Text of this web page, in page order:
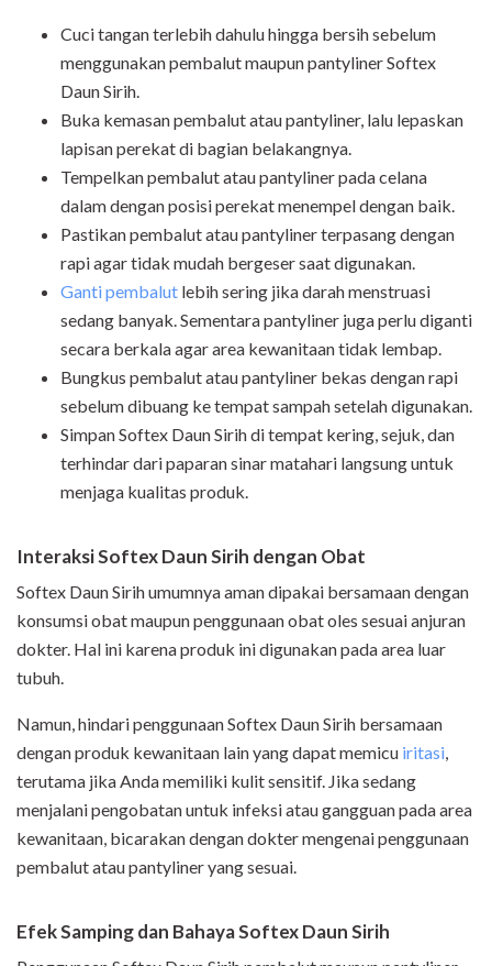
Cuci tangan terlebih dahulu hingga bersih sebelum
menggunakan pembalut maupun pantyliner Softex
Daun Sirih.
Buka kemasan pembalut atau pantyliner, lalu lepaskan
lapisan perekat di bagian belakangnya.
Tempelkan pembalut atau pantyliner pada celana
dalam dengan posisi perekat menempel dengan baik.
Pastikan pembalut atau pantyliner terpasang dengan
rapi agar tidak mudah bergeser saat digunakan.
Ganti pembalut lebih sering jika darah menstruasi
sedang banyak. Sementara pantyliner juga perlu diganti
secara berkala agar area kewanitaan tidak lembap.
Bungkus pembalut atau pantyliner bekas dengan rapi
sebelum dibuang ke tempat sampah setelah digunakan.
Simpan Softex Daun Sirih di tempat kering, sejuk, dan
terhindar dari paparan sinar matahari langsung untuk
menjaga kualitas produk.
Interaksi Softex Daun Sirih dengan Obat
Softex Daun Sirih umumnya aman dipakai bersamaan dengan
konsumsi obat maupun penggunaan obat oles sesuai anjuran
dokter. Hal ini karena produk ini digunakan pada area luar
tubuh.
Namun, hindari penggunaan Softex Daun Sirih bersamaan
dengan produk kewanitaan lain yang dapat memicu iritasi,
terutama jika Anda memiliki kulit sensitif. Jika sedang
menjalani pengobatan untuk infeksi atau gangguan pada area
kewanitaan, bicarakan dengan dokter mengenai penggunaan
pembalut atau pantyliner yang sesuai.
Efek Samping dan Bahaya Softex Daun Sirih